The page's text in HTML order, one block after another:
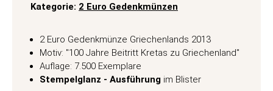
Kategorie: 2 Euro Gedenkmünzen
2 Euro Gedenkmünze Griechenlands 2013
Motiv: "100 Jahre Beitritt Kretas zu Griechenland"
Auflage: 7.500 Exemplare
Stempelglanz - Ausführung im Blister